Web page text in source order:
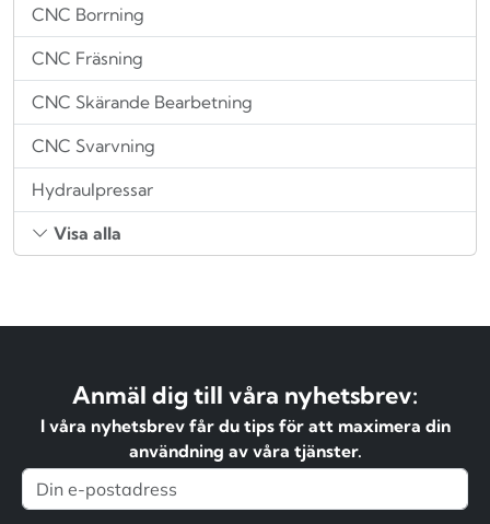
CNC Borrning
CNC Fräsning
CNC Skärande Bearbetning
CNC Svarvning
Hydraulpressar
Visa alla
Anmäl dig till våra nyhetsbrev:
I våra nyhetsbrev får du tips för att maximera din
användning av våra tjänster.